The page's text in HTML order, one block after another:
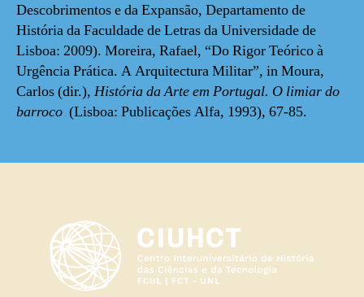
Descobrimentos e da Expansão, Departamento de
História da Faculdade de Letras da Universidade de
Lisboa: 2009). Moreira, Rafael, “Do Rigor Teórico à
Urgência Prática. A Arquitectura Militar”, in Moura,
Carlos (dir.), História da Arte em Portugal. O limiar do
barroco (Lisboa: Publicações Alfa, 1993), 67-85.